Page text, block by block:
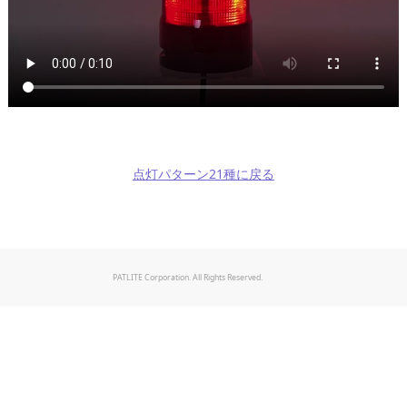
点灯パターン21種に戻る
PATLITE Corporation. All Rights Reserved.